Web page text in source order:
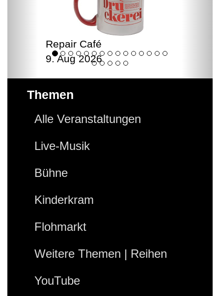
Repair Café
9. Aug 2026
Themen
Alle Veranstaltungen
Live-Musik
Bühne
Kinderkram
Flohmarkt
Weitere Themen | Reihen
YouTube